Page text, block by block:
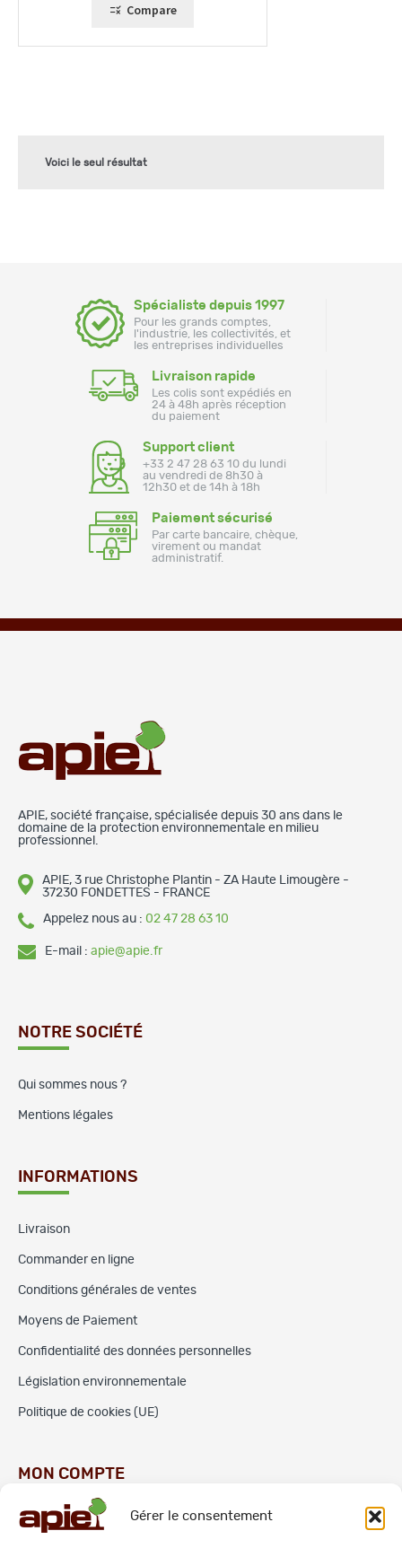
Gérer le consentement
Compare
Voici le seul résultat
Spécialiste depuis 1997
Pour les grands comptes,
l'industrie, les collectivités, et
les entreprises individuelles
Livraison rapide
Les colis sont expédiés en
24 à 48h après réception
du paiement
Support client
+33 2 47 28 63 10 du lundi
au vendredi de 8h30 à
12h30 et de 14h à 18h
Paiement sécurisé
Par carte bancaire, chèque,
virement ou mandat
administratif.
APIE, société française, spécialisée depuis 30 ans dans le
domaine de la protection environnementale en milieu
professionnel.
APIE, 3 rue Christophe Plantin - ZA Haute Limougère -
37230 FONDETTES - FRANCE
Appelez nous au : 02 47 28 63 10
E-mail : apie@apie.fr
NOTRE SOCIÉTÉ
Qui sommes nous ?
Mentions légales
INFORMATIONS
Livraison
Commander en ligne
Conditions générales de ventes
Moyens de Paiement
Confidentialité des données personnelles
Législation environnementale
Politique de cookies (UE)
MON COMPTE
Commandes